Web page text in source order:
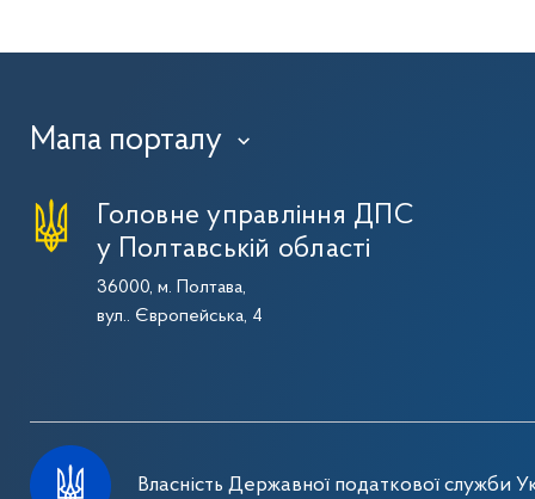
Мапа порталу ›
Головне управління ДПС
у Полтавській області
36000, м. Полтава,
вул.. Європейська, 4
Власність Державної податкової служби